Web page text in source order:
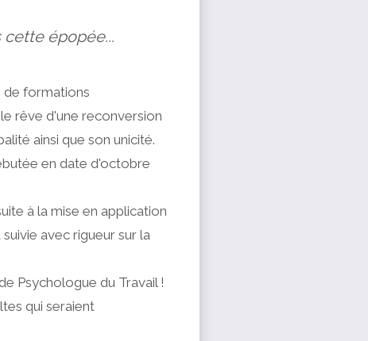
épopée...
de formations
rêve d'une reconversion
ainsi que son unicité.
en date d'octobre
à la mise en application
avec rigueur sur la
Psychologue du Travail !
qui seraient